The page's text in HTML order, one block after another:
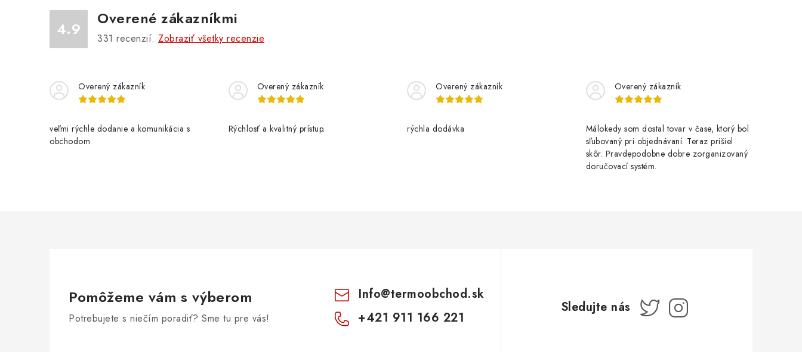
4.9
Overené zákazníkmi
331 recenzií. Zobraziť všetky recenzie
Overený zákazník
veľmi rýchle dodanie a komunikácia s
obchodom
Overený zákazník
Rýchlosť a kvalitný prístup.
Overený zákazník
rýchla dodávka
Overený zákazník
Málokedy som dostal tovar v čase, ktorý bol
sľubovaný pri objednávaní. Teraz prišiel
skôr. Pravdepodobne dobre zorganizovaný
doručovací systém.
Pomôžeme vám s výberom
Potrebujete s niečím poradiť? Sme tu pre vás!
Info@termoobchod.sk
+421 911 166 221